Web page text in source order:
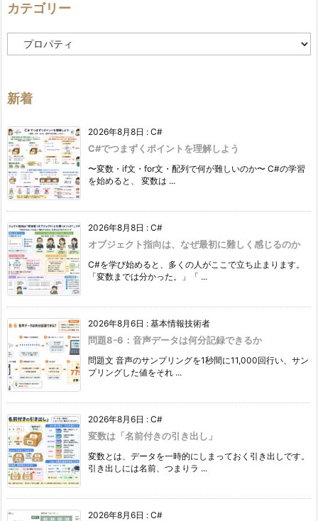
カテゴリー
テ
ー
新着
2026年8月8日 : C#
C#でつまずくポイントを理解しよう
〜変数・if文・for文・配列で何が難しいのか〜 C#の学習
を始めると、 変数は ...
2026年8月8日 : C#
オブジェクト指向は、なぜ最初に難しく感じるのか
C#を学び始めると、多くの人がここで立ち止まります。
「変数までは分かった。」「 ...
2026年8月6日 : 基本情報技術者
問題8-6：音声データは何分記録できるか
問題文 音声のサンプリングを1秒間に11,000回行い、サン
プリングした値をそれ ...
2026年8月6日 : C#
変数は「名前付きの引き出し」
変数とは、データを一時的にしまっておく引き出しです。
引き出しには名前、つまりラ ...
2026年8月6日 : C#